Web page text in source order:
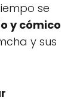
se
y cómico
y sus